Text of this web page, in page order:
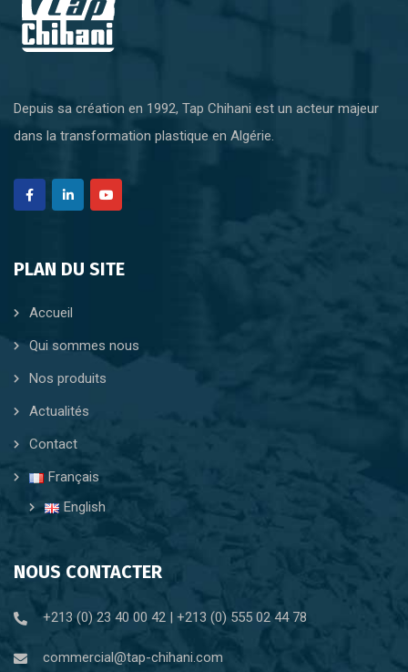
Depuis sa création en 1992, Tap Chihani est un acteur majeur
dans la transformation plastique en Algérie.
PLAN DU SITE
Accueil
Qui sommes nous
Nos produits
Actualités
Contact
Français
English
NOUS CONTACTER
+213 (0) 23 40 00 42 | +213 (0) 555 02 44 78
commercial@tap-chihani.com